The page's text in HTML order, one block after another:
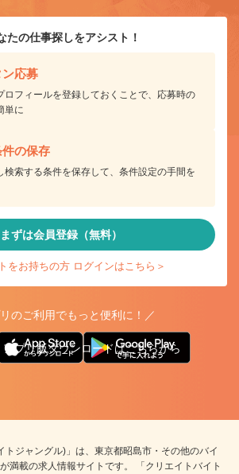
たの仕事探しをアシスト！
ン応募
ロフィールを登録しておくことで、応募時の
単に
の保存
検索する条件を保存して、条件設定の手間を
まずは会員登録（無料）
をお持ちの方 ログインはこちら＞
のご利用でもっと便利に！／
アプリ版ダウンロードはこちらから
トジャングル)」は、東京都昭島市・その他のバイ
満載の求人情報サイトです。 「クリエイトバイト